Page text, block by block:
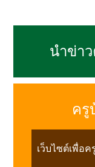
นำข่า
ครู
เว็บไซต์เพื่อ